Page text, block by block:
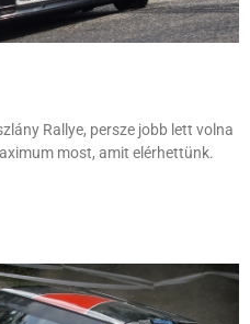
Rallye, persze jobb lett volna
most, amit elérhettünk.